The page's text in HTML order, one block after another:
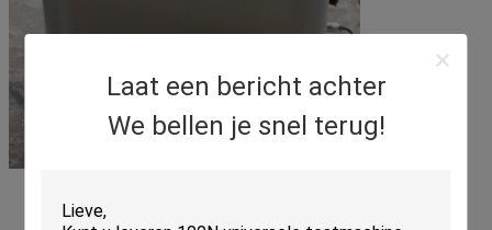
Laat een bericht achter
We bellen je snel terug!